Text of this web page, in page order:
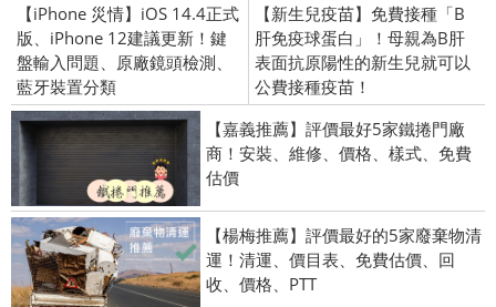
【iPhone 災情】iOS 14.4正式
版、iPhone 12建議更新！鍵
盤輸入問題、原廠鏡頭檢測、
藍牙裝置分類
【新生兒疫苗】免費接種「B
肝免疫球蛋白」！母親為B肝
表面抗原陽性的新生兒就可以
公費接種疫苗！
【嘉義推薦】評價最好5家鐵捲門廠
商！安裝、維修、價格、樣式、免費
估價
【楊梅推薦】評價最好的5家廢棄物清
運！清運、價目表、免費估價、回
收、價格、PTT